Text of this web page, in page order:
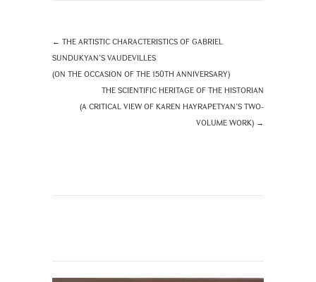
← THE ARTISTIC CHARACTERISTICS OF GABRIEL
SUNDUKYAN’S VAUDEVILLES
(ON THE OCCASION OF THE 150TH ANNIVERSARY)
THE SCIENTIFIC HERITAGE OF THE HISTORIAN
(A CRITICAL VIEW OF KAREN HAYRAPETYAN’S TWO-
VOLUME WORK) →